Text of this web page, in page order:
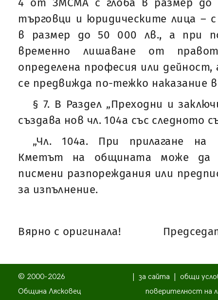
4 от ЗМСМА с глоба в размер до
търговци и юридическите лица –
в размер до 50 000 лв., а при
временно лишаване от
определена професия или
се предвижда по-тежко наказание в
§ 7. В Раздел „Преходни и
създава нов чл. 104а със следното
„Чл. 104а. При прилагане на
Кметът на общината може да
писмени разпореждания или
за изпълнение.
Вярно с оригинала!
© 2000-2026
Община Лясковец
за сайта
общи
поверителност на